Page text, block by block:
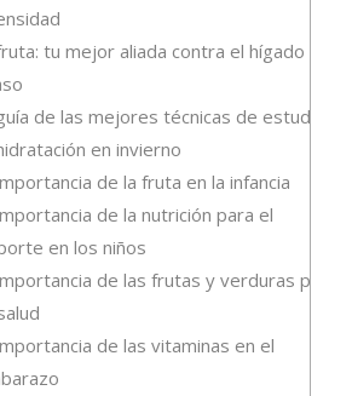
tu mejor aliada contra el hígado
de las mejores técnicas de estudio
en invierno
de la fruta en la infancia
de la nutrición para el
en los niños
de las frutas y verduras para
de las vitaminas en el